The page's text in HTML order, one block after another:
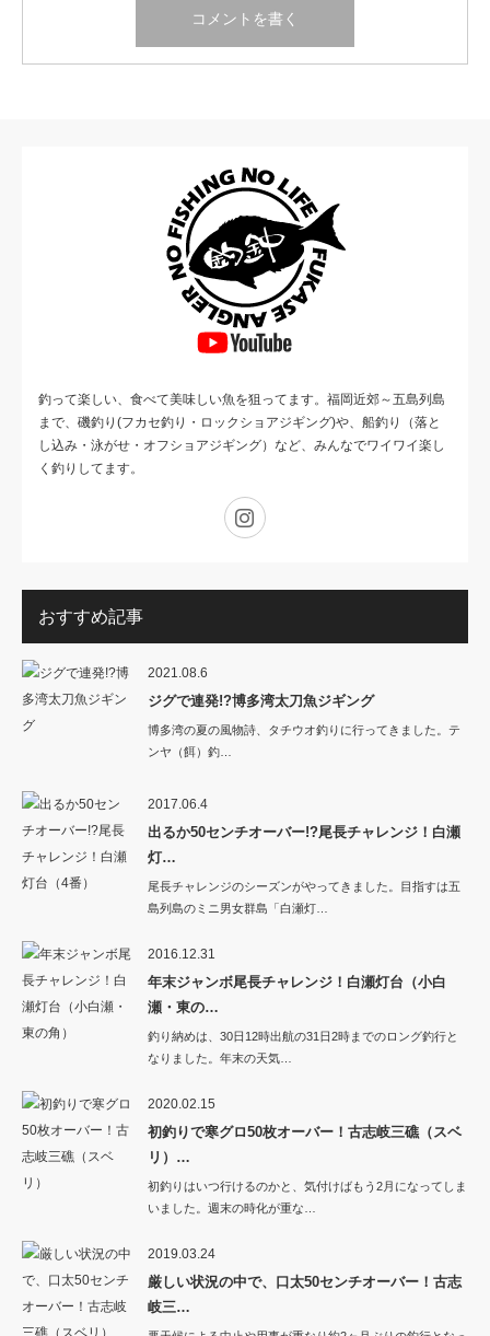
釣って楽しい、食べて美味しい魚を狙ってます。福岡近郊～五島列島
まで、磯釣り(フカセ釣り・ロックショアジギング)や、船釣り（落と
し込み・泳がせ・オフショアジギング）など、みんなでワイワイ楽し
く釣りしてます。
おすすめ記事
2021.08.6
ジグで連発!?博多湾太刀魚ジギング
博多湾の夏の風物詩、タチウオ釣りに行ってきました。テ
ンヤ（餌）釣…
2017.06.4
出るか50センチオーバー!?尾長チャレンジ！白瀬
灯…
尾長チャレンジのシーズンがやってきました。目指すは五
島列島のミニ男女群島「白瀬灯…
2016.12.31
年末ジャンボ尾長チャレンジ！白瀬灯台（小白
瀬・東の…
釣り納めは、30日12時出航の31日2時までのロング釣行と
なりました。年末の天気…
2020.02.15
初釣りで寒グロ50枚オーバー！古志岐三礁（スベ
リ）…
初釣りはいつ行けるのかと、気付けばもう2月になってしま
いました。週末の時化が重な…
2019.03.24
厳しい状況の中で、口太50センチオーバー！古志
岐三…